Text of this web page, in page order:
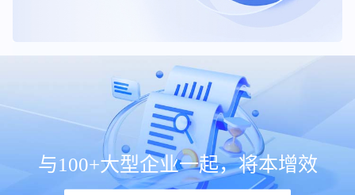
与100+大型企业一起，将本增效